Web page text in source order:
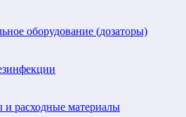
оборудование (дозаторы)
и расходные материалы